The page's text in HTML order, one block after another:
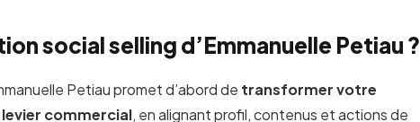
social selling d’Emmanuelle Petiau ?
Petiau promet d’abord de transformer votre
commercial, en alignant profil, contenus et actions de